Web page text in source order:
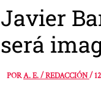
Javier
será
PORA. E. / REDACCIÓN/